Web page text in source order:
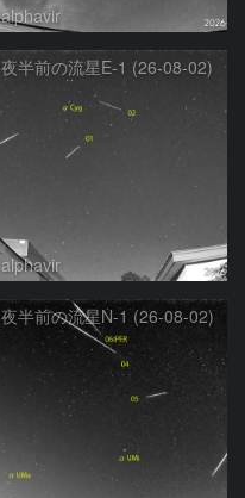
alphavir
夜半前の流星E-1 (26-08-02)
alphavir
夜半前の流星N-1 (26-08-02)